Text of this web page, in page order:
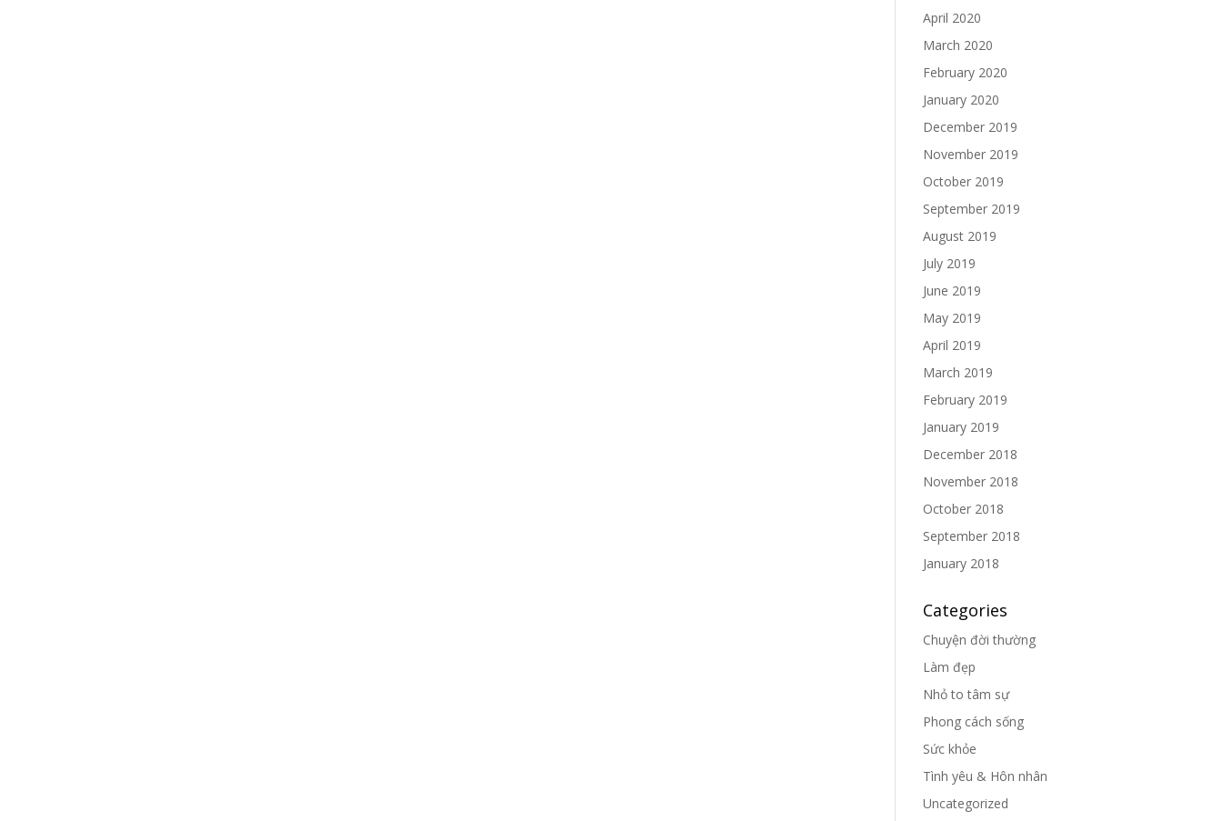
April 2020
March 2020
February 2020
January 2020
December 2019
November 2019
October 2019
September 2019
August 2019
July 2019
June 2019
May 2019
April 2019
March 2019
February 2019
January 2019
December 2018
November 2018
October 2018
September 2018
January 2018
Categories
Chuyện đời thường
Làm đẹp
Nhỏ to tâm sự
Phong cách sống
Sức khỏe
Tình yêu & Hôn nhân
Uncategorized